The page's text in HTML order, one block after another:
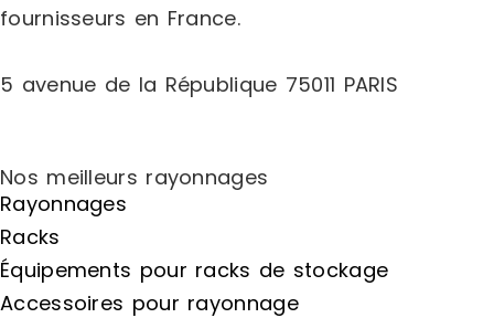
fournisseurs en France.
5 avenue de la République 75011 PARIS
Nos meilleurs rayonnages
Rayonnages
Racks
Équipements pour racks de stockage
Accessoires pour rayonnage